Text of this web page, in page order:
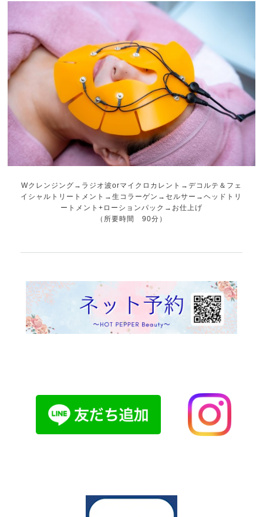
Wクレンジング→ラジオ波orマイクロカレント→デコルテ＆フェ
イシャルトリートメント→生コラーゲン→セルサー→ヘッドトリ
ートメント+ローションパック→お仕上げ
（所要時間 90分）